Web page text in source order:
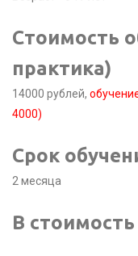
Стоимость
практика)
14000 рублей,
4000)
Срок
2 месяца
В